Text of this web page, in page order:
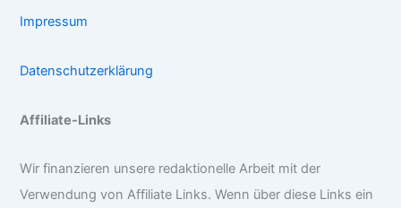
Impressum
Datenschutzerklärung
Affiliate-Links
Wir finanzieren unsere redaktionelle Arbeit mit der
Verwendung von Affiliate Links. Wenn über diese Links ein